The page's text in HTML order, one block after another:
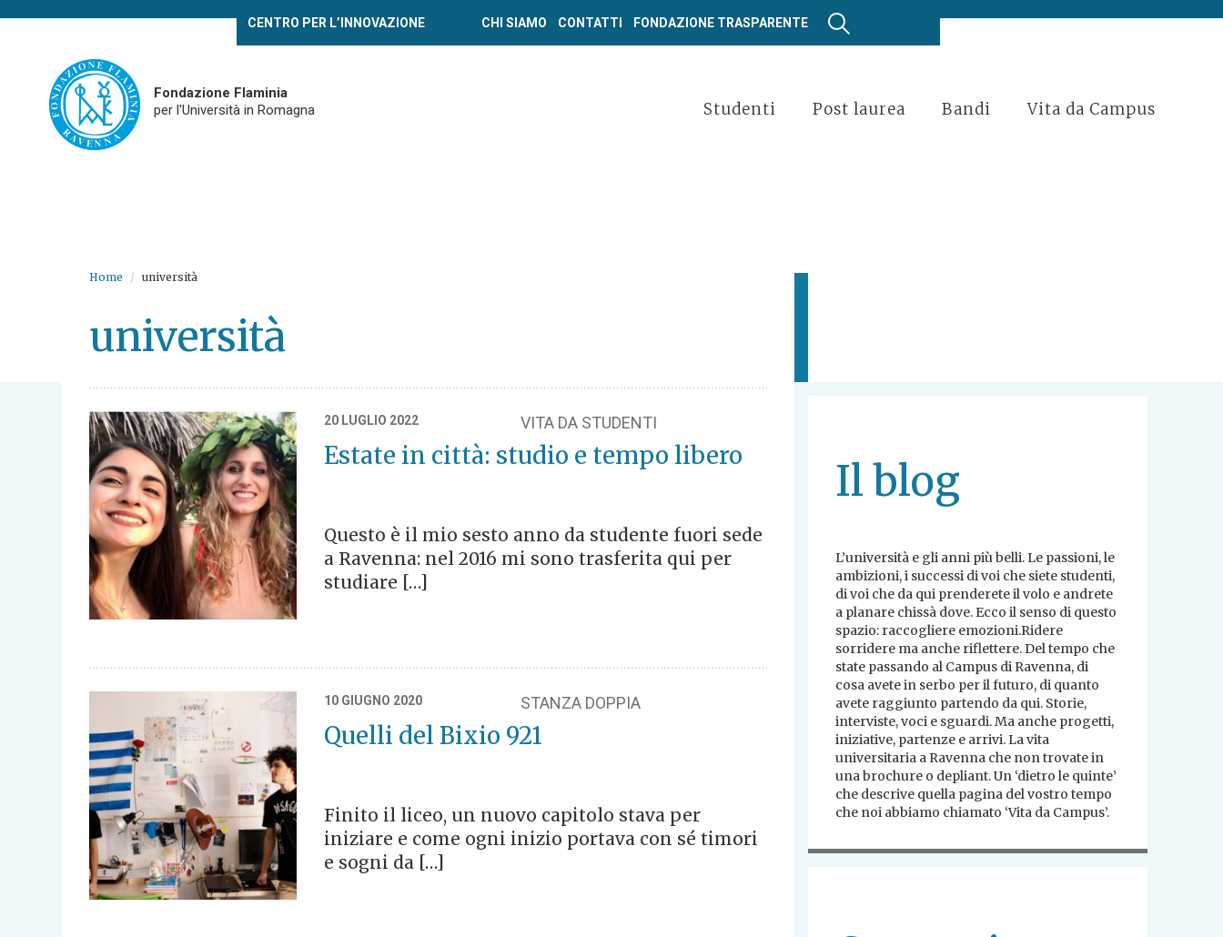
CENTRO PER L’INNOVAZIONE CHI SIAMO CONTATTI FONDAZIONE TRASPARENTE
Fondazione Flaminia
per l'Università in Romagna
Studenti Post laurea Bandi Vita da Campus
Home università
università
20 LUGLIO 2022 VITA DA STUDENTI
Estate in città: studio e tempo libero
Questo è il mio sesto anno da studente fuori sede
a Ravenna: nel 2016 mi sono trasferita qui per
studiare […]
10 GIUGNO 2020 STANZA DOPPIA
Quelli del Bixio 921
Finito il liceo, un nuovo capitolo stava per
iniziare e come ogni inizio portava con sé timori
e sogni da […]
Il blog
L’università e gli anni più belli. Le passioni, le
ambizioni, i successi di voi che siete studenti,
di voi che da qui prenderete il volo e andrete
a planare chissà dove. Ecco il senso di questo
spazio: raccogliere emozioni.Ridere
sorridere ma anche riflettere. Del tempo che
state passando al Campus di Ravenna, di
cosa avete in serbo per il futuro, di quanto
avete raggiunto partendo da qui. Storie,
interviste, voci e sguardi. Ma anche progetti,
iniziative, partenze e arrivi. La vita
universitaria a Ravenna che non trovate in
una brochure o depliant. Un ‘dietro le quinte’
che descrive quella pagina del vostro tempo
che noi abbiamo chiamato ‘Vita da Campus’.